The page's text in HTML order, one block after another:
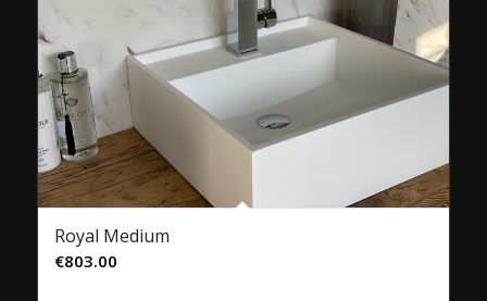
Royal Medium
€803.00